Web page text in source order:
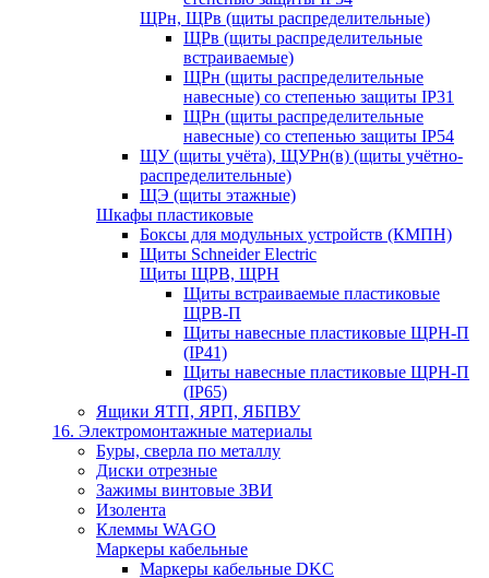
ЩРн, ЩРв (щиты распределительные)
ЩРв (щиты распределительные
встраиваемые)
ЩРн (щиты распределительные
навесные) со степенью защиты IP31
ЩРн (щиты распределительные
навесные) со степенью защиты IP54
ЩУ (щиты учёта), ЩУРн(в) (щиты учётно-
распределительные)
ЩЭ (щиты этажные)
Шкафы пластиковые
Боксы для модульных устройств (КМПН)
Щиты Schneider Electric
Щиты ЩРВ, ЩРН
Щиты встраиваемые пластиковые
ЩРВ-П
Щиты навесные пластиковые ЩРН-П
(IP41)
Щиты навесные пластиковые ЩРН-П
(IP65)
Ящики ЯТП, ЯРП, ЯБПВУ
16. Электромонтажные материалы
Буры, сверла по металлу
Диски отрезные
Зажимы винтовые ЗВИ
Изолента
Клеммы WAGO
Маркеры кабельные
Маркеры кабельные DKC